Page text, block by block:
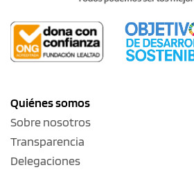
Quiénes somos
Sobre nosotros
Transparencia
Delegaciones